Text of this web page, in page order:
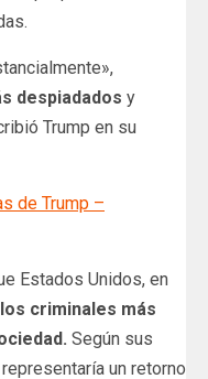
despiadados y
Trump en su
de Trump –
Estados Unidos, en
criminales más
Según sus
un retorno